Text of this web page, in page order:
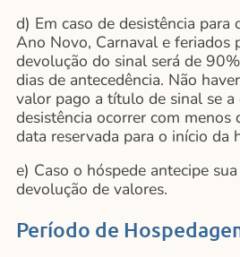
d) Em caso de desistência para
Ano Novo, Carnaval e feriados
devolução do sinal será de
dias de antecedência. Não
valor pago a título de sinal se a
desistência ocorrer com
data reservada para o início da
e) Caso o hóspede antecipe
devolução de valores.
Período de